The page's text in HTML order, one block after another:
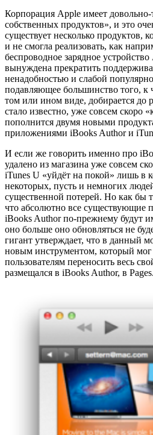
Корпорация Apple имеет
собственных продуктов», и это
существует несколько продуктов,
и не смогла реализовать, как
беспроводное зарядное
вынуждена прекратить
ненадобностью и слабой
подавляющее большинство того, к
том или ином виде, добирается до
стало известно, уже совсем скоро
пополнится двумя новыми
приложениями iBooks Author и
И если же говорить именно про
удалено из магазина уже совсем
iTunes U «уйдёт на покой» лишь в
некоторых, пусть и немногих
существенной потерей. Но как бы
что абсолютно все существующие
iBooks Author по-прежнему будут
оно больше оно обновляться не
гигант утверждает, что в данный
новым инструментом, который
пользователям переносить весь
размещался в iBooks Author, в Pages.